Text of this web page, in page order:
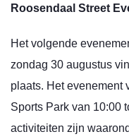
Roosendaal Street
Het volgende
zondag 30 augustus
plaats. Het evenement
Sports Park van 10:00
activiteiten zijn